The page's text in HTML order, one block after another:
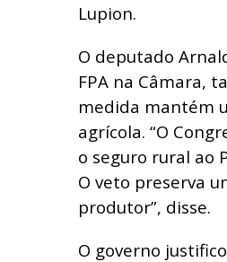
Lupion.
O deputado
FPA na Câmara,
medida mantém
agrícola. “O
o seguro rural ao
O veto preserva
produtor”, disse.
O governo